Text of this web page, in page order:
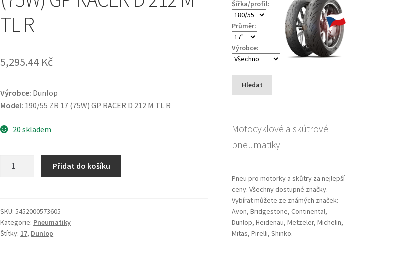
TL R
5,295.44 Kč
Výrobce: Dunlop
Model: 190/55 ZR 17 (75W) GP RACER D 212 M TL R
20 skladem
(75W)
GP
RACER
Přidat do košíku
SKU:5452000573605
Kategorie: Pneumatiky
Štítky: 17, Dunlop
Šířka/profil:
Průměr:
Výrobce:
Hledat
Motocyklové a skútrové
pneumatiky
Pneu pro motorky a skůtry za nejlepší
ceny. Všechny dostupné značky.
Vybírat můžete ze známých značek:
Avon, Bridgestone, Continental,
Dunlop, Heidenau, Metzeler, Michelin,
Mitas, Pirelli, Shinko.